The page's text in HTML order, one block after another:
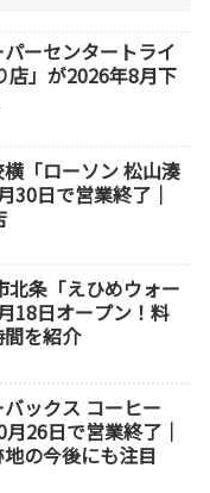
パーセンタートライ
店」が2026年8月下
横「ローソン 松山湊
30日で営業終了｜
北条「えひめウォー
18日オープン！料
を紹介
バックス コーヒー
26日で営業終了｜
の今後にも注目